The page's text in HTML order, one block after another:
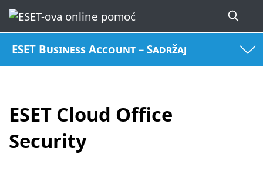
ESET Business Account – Sadržaj
ESET Cloud Office
Security